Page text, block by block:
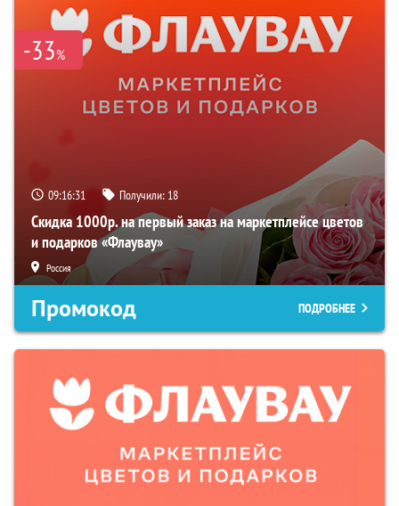
-33%
09:16:29 Получили: 18
Скидка 1000р. на первый заказ на маркетплейсе цветов
и подарков «Флаувау»
Россия
Промокод ПОДРОБНЕЕ